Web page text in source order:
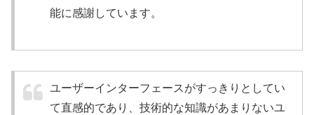
能に感謝しています。
ユーザーインターフェースがすっきりとしてい
て直感的であり、技術的な知識があまりないユ